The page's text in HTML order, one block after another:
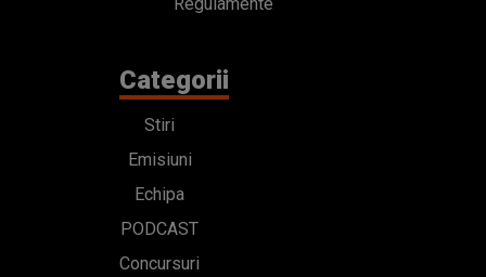
Categorii
Stiri
Emisiuni
Echipa
PODCAST
Concursuri